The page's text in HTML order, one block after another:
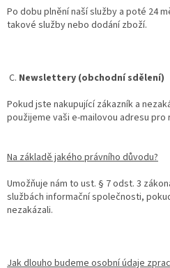
Po dobu plnění naší služby a poté 24
takové služby nebo dodání zboží.
C. Newslettery (obchodní sdělení)
Pokud jste nakupující zákazník a
použijeme vaši e-mailovou adresu pro
Na základě jakého právního důvodu?
Umožňuje nám to ust. § 7 odst. 3
službách informační společnosti,
nezakázali.
Jak dlouho budeme osobní údaje